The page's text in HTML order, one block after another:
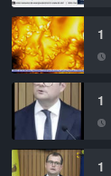
1
1
1